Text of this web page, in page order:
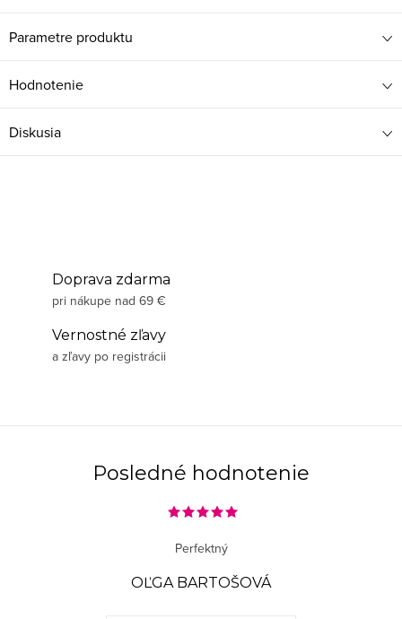
Parametre produktu
Hodnotenie
Diskusia
Doprava zdarma
pri nákupe nad 69 €
Vernostné zľavy
a zľavy po registrácii
Posledné hodnotenie
Perfektný
OĽGA BARTOŠOVÁ